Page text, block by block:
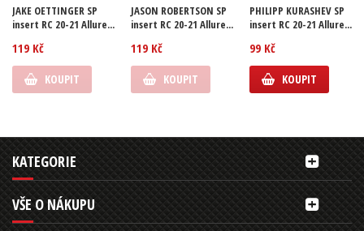
JAKE OETTINGER SP
insert RC 20-21 Allure...
119 Kč
KOUPIT
JASON ROBERTSON SP
insert RC 20-21 Allure...
119 Kč
KOUPIT
PHILIPP KURASHEV SP
insert RC 20-21 Allure...
99 Kč
KOUPIT
KATEGORIE
VŠE O NÁKUPU